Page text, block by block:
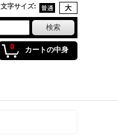
文字サイズ:
0 カートの中身